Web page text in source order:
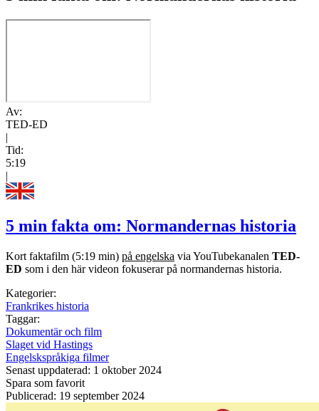
Av:
TED-ED
|
Tid:
5:19
|
5 min fakta om: Normandernas historia
Kort faktafilm (5:19 min) på engelska via YouTubekanalen TED-
ED som i den här videon fokuserar på normandernas historia.
Kategorier:
Frankrikes historia
Taggar:
Dokumentär och film
Slaget vid Hastings
Engelskspråkiga filmer
Senast uppdaterad: 1 oktober 2024
Spara som favorit
Publicerad: 19 september 2024